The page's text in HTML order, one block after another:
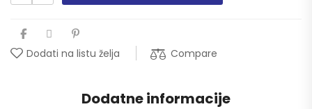
Dodati na listu želja Compare
Dodatne informacije